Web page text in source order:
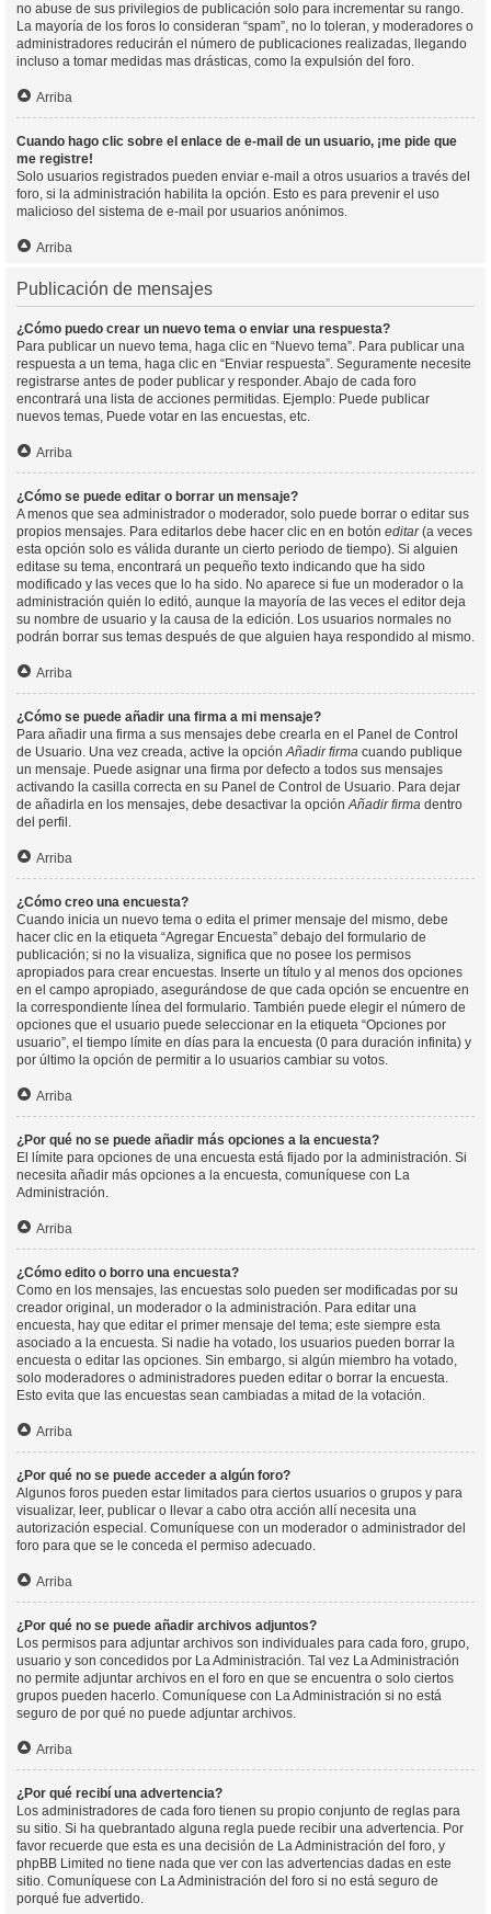
no abuse de sus privilegios de publicación solo para incrementar su rango.
La mayoría de los foros lo consideran “spam”, no lo toleran, y moderadores o
administradores reducirán el número de publicaciones realizadas, llegando
incluso a tomar medidas mas drásticas, como la expulsión del foro.
Arriba
Cuando hago clic sobre el enlace de e-mail de un usuario, ¡me pide que
me registre!
Solo usuarios registrados pueden enviar e-mail a otros usuarios a través del
foro, si la administración habilita la opción. Esto es para prevenir el uso
malicioso del sistema de e-mail por usuarios anónimos.
Arriba
Publicación de mensajes
¿Cómo puedo crear un nuevo tema o enviar una respuesta?
Para publicar un nuevo tema, haga clic en “Nuevo tema”. Para publicar una
respuesta a un tema, haga clic en “Enviar respuesta”. Seguramente necesite
registrarse antes de poder publicar y responder. Abajo de cada foro
encontrará una lista de acciones permitidas. Ejemplo: Puede publicar
nuevos temas, Puede votar en las encuestas, etc.
Arriba
¿Cómo se puede editar o borrar un mensaje?
A menos que sea administrador o moderador, solo puede borrar o editar sus
propios mensajes. Para editarlos debe hacer clic en en botón editar(a veces
esta opción solo es válida durante un cierto periodo de tiempo). Si alguien
editase su tema, encontrará un pequeño texto indicando que ha sido
modificado y las veces que lo ha sido. No aparece si fue un moderador o la
administración quién lo editó, aunque la mayoría de las veces el editor deja
su nombre de usuario y la causa de la edición. Los usuarios normales no
podrán borrar sus temas después de que alguien haya respondido al mismo.
Arriba
¿Cómo se puede añadir una firma a mi mensaje?
Para añadir una firma a sus mensajes debe crearla en el Panel de Control
de Usuario. Una vez creada, active la opciónAñadir firma cuando publique
un mensaje. Puede asignar una firma por defecto a todos sus mensajes
activando la casilla correcta en su Panel de Control de Usuario. Para dejar
de añadirla en los mensajes, debe desactivar la opciónAñadir firma dentro
del perfil.
Arriba
¿Cómo creo una encuesta?
Cuando inicia un nuevo tema o edita el primer mensaje del mismo, debe
hacer clic en la etiqueta “Agregar Encuesta” debajo del formulario de
publicación; si no la visualiza, significa que no posee los permisos
apropiados para crear encuestas. Inserte un título y al menos dos opciones
en el campo apropiado, asegurándose de que cada opción se encuentre en
la correspondiente línea del formulario. También puede elegir el número de
opciones que el usuario puede seleccionar en la etiqueta “Opciones por
usuario”, el tiempo límite en días para la encuesta (0 para duración infinita) y
por último la opción de permitir a lo usuarios cambiar su votos.
Arriba
¿Por qué no se puede añadir más opciones a la encuesta?
El límite para opciones de una encuesta está fijado por la administración. Si
necesita añadir más opciones a la encuesta, comuníquese con La
Administración.
Arriba
¿Cómo edito o borro una encuesta?
Como en los mensajes, las encuestas solo pueden ser modificadas por su
creador original, un moderador o la administración. Para editar una
encuesta, hay que editar el primer mensaje del tema; este siempre esta
asociado a la encuesta. Si nadie ha votado, los usuarios pueden borrar la
encuesta o editar las opciones. Sin embargo, si algún miembro ha votado,
solo moderadores o administradores pueden editar o borrar la encuesta.
Esto evita que las encuestas sean cambiadas a mitad de la votación.
Arriba
¿Por qué no se puede acceder a algún foro?
Algunos foros pueden estar limitados para ciertos usuarios o grupos y para
visualizar, leer, publicar o llevar a cabo otra acción allí necesita una
autorización especial. Comuníquese con un moderador o administrador del
foro para que se le conceda el permiso adecuado.
Arriba
¿Por qué no se puede añadir archivos adjuntos?
Los permisos para adjuntar archivos son individuales para cada foro, grupo,
usuario y son concedidos por La Administración. Tal vez La Administración
no permite adjuntar archivos en el foro en que se encuentra o solo ciertos
grupos pueden hacerlo. Comuníquese con La Administración si no está
seguro de por qué no puede adjuntar archivos.
Arriba
¿Por qué recibí una advertencia?
Los administradores de cada foro tienen su propio conjunto de reglas para
su sitio. Si ha quebrantado alguna regla puede recibir una advertencia. Por
favor recuerde que esta es una decisión de La Administración del foro, y
phpBB Limited no tiene nada que ver con las advertencias dadas en este
sitio. Comuníquese con La Administración del foro si no está seguro de
porqué fue advertido.